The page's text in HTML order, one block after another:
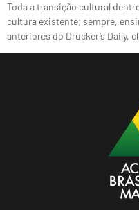
Toda a transição cultural
cultura existente; sempre,
anteriores do Drucker’s Daily,